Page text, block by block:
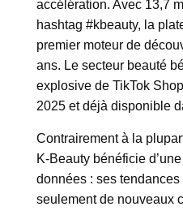
accélération. Avec 13,7
hashtag #kbeauty, la
premier moteur de
ans. Le secteur beauté
explosive de TikTok
2025 et déjà disponible
Contrairement à la
K-Beauty bénéficie
données : ses
seulement de nouveaux